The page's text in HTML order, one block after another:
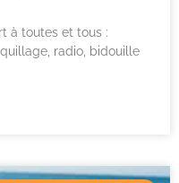
à toutes et tous :
radio, bidouille